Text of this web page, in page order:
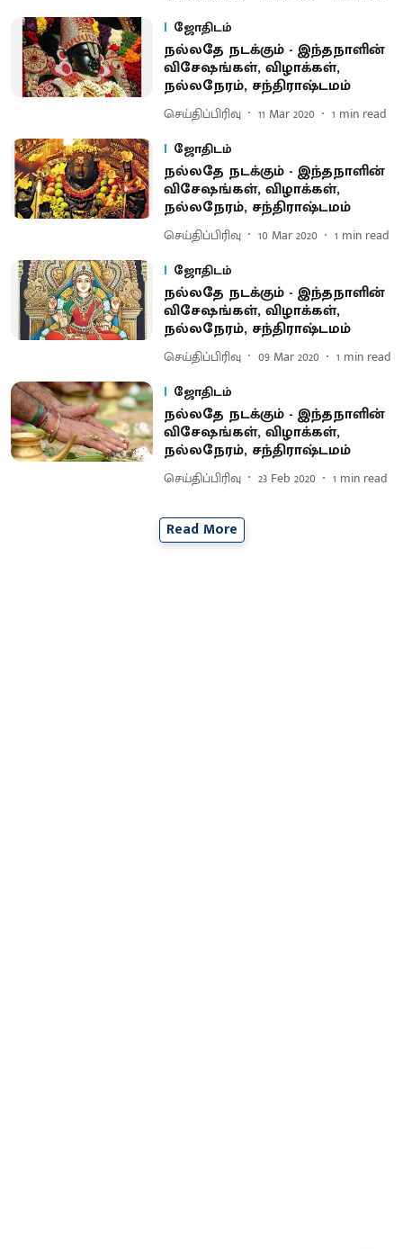
ஜோதிடம்
நல்லதே நடக்கும் - இந்தநாளின்
விசேஷங்கள், விழாக்கள்,
நல்லநேரம், சந்திராஷ்டமம்
செய்திப்பிரிவு 11 Mar 2020 1 min read
ஜோதிடம்
நல்லதே நடக்கும் - இந்தநாளின்
விசேஷங்கள், விழாக்கள்,
நல்லநேரம், சந்திராஷ்டமம்
செய்திப்பிரிவு 10 Mar 2020 1 min read
ஜோதிடம்
நல்லதே நடக்கும் - இந்தநாளின்
விசேஷங்கள், விழாக்கள்,
நல்லநேரம், சந்திராஷ்டமம்
செய்திப்பிரிவு 09 Mar 2020 1 min read
ஜோதிடம்
நல்லதே நடக்கும் - இந்தநாளின்
விசேஷங்கள், விழாக்கள்,
நல்லநேரம், சந்திராஷ்டமம்
செய்திப்பிரிவு 23 Feb 2020 1 min read
Read More